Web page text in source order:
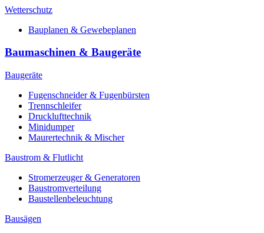
Wetterschutz
Bauplanen & Gewebeplanen
Baumaschinen & Baugeräte
Baugeräte
Fugenschneider & Fugenbürsten
Trennschleifer
Drucklufttechnik
Minidumper
Maurertechnik & Mischer
Baustrom & Flutlicht
Stromerzeuger & Generatoren
Baustromverteilung
Baustellenbeleuchtung
Bausägen